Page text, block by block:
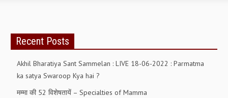
Recent Posts
Akhil Bharatiya Sant Sammelan : LIVE 18-06-2022 : Parmatma
ka satya Swaroop Kya hai ?
मम्मा की 52 विशेषतायें – Specialties of Mamma